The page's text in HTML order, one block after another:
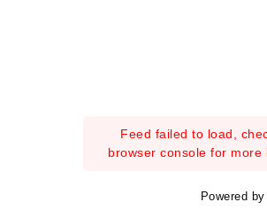
Feed failed to load,
browser console for more
Powered